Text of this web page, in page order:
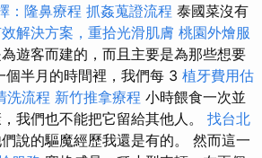
：隆鼻療程 抓姦蒐證流程 泰國菜沒有
解決方案，重拾光滑肌膚 桃園外燴服
客而建的，而且主要是為那些想要
半月的時間裡，我們每 3 植牙費用估
洗流程 新竹推拿療程 小時餵食一次並
我們也不能把它留給其他人。 找台北
說的驅魔經歷我還是有的。 然而這一